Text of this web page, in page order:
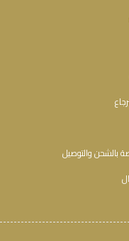
بالشحن والتوصيل